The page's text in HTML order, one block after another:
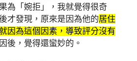
為「婉拒」，我就覺得很奇
才發現，原來是因為他的居住
因為這個因素，導致評分沒有
後，覺得還蠻妙的。